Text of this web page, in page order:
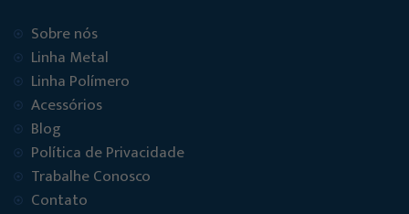
Sobre nós
Linha Metal
Linha Polímero
Acessórios
Blog
Política de Privacidade
Trabalhe Conosco
Contato